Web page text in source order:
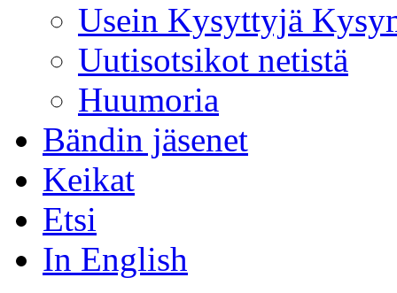
Usein Kysyttyjä
Uutisotsikot netistä
Huumoria
Bändin jäsenet
Keikat
Etsi
In English